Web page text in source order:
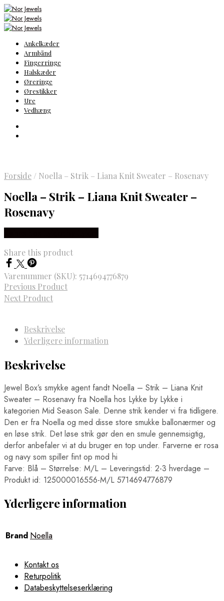
Ankelkæder
Armbånd
Fingerringe
Halskæder
Øreringe
Ørestikker
Ure
Vedhæng
Forside / Noella – Strik – Liana Knit Sweater – Rosenavy
Noella – Strik – Liana Knit Sweater –
Rosenavy
Share this product
Varenummer (SKU): 5714694776879
Previous Product
Next Product
Beskrivelse
Yderligere information
Beskrivelse
Jewel Box’s smykke agent fandt Noella – Strik – Liana Knit
Sweater – Rosenavy fra Noella hos Lykke by Lykke i
kategorien Mid Season Sale. Denne strik kender vi fra tidligere.
Den er fra Noella og med disse store smukke ballonærmer og
en løse strik. Det løse strik gør den en smule gennemsigtig,
derfor anbefaler vi at du bruger en top under. Farverne er rosa
og navy som spiller fint op mod hi
Farve: Blå – Størrelse: M/L – Leveringstid: 2-3 hverdage –
Produkt id: 125000016556-M/L 5714694776879
Yderligere information
Brand Noella
Kontakt os
Returpolitik
Databeskyttelseserklæring